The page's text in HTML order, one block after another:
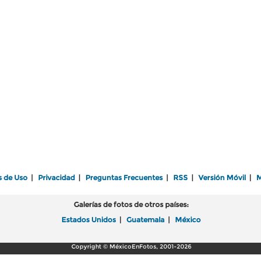
de Uso Privacidad Preguntas Frecuentes RSS Versión Móvil
Galerías de fotos de otros países:
Estados Unidos
Guatemala México
Copyright © MéxicoEnFotos, 2001-2026